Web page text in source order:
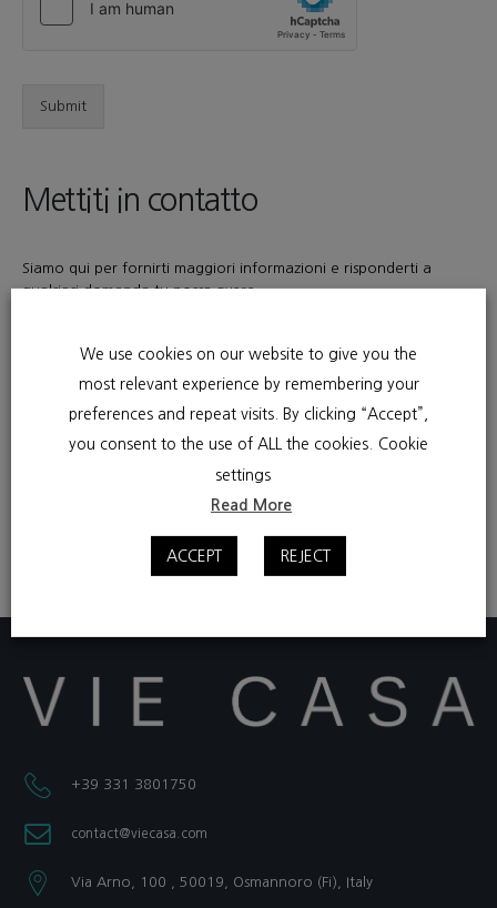
Submit
Mettiti in contatto​
Siamo qui per fornirti maggiori informazioni e risponderti a
qualsiasi domanda tu possa avere.
un servizio rapido ed efficiente. Oppure contattaci direttamente
con l’indirizzo email o il numero di telefono qui sotto.
Il negozio​
Via Arno, 100 , 50019, Osmannoro (Fi), Italy ​
+39 331 3801750​
contact@viecasa.com
Via Arno, 100 , 50019, Osmannoro (Fi), Italy​
We use cookies on our website to give you the
most relevant experience by remembering your
preferences and repeat visits. By clicking “Accept”,
you consent to the use of ALL the cookies.
Cookie
settings
Read More
ACCEPT REJECT